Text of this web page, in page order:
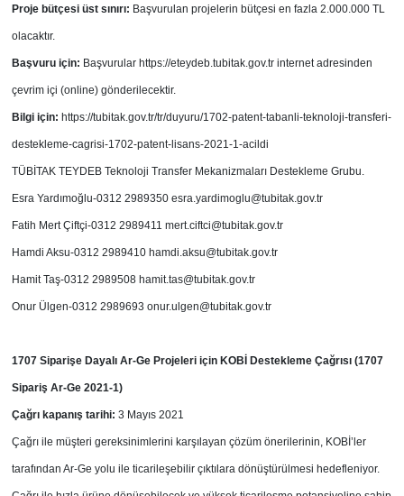
Proje bütçesi üst sınırı: Başvurulan projelerin bütçesi en fazla 2.000.000 TL
olacaktır.
Başvuru için: Başvurular https://eteydeb.tubitak.gov.tr internet adresinden
çevrim içi (online) gönderilecektir.
Bilgi için: https://tubitak.gov.tr/tr/duyuru/1702-patent-tabanli-teknoloji-transferi-
destekleme-cagrisi-1702-patent-lisans-2021-1-acildi
TÜBİTAK TEYDEB Teknoloji Transfer Mekanizmaları Destekleme Grubu.
Esra Yardımoğlu-0312 2989350 esra.yardimoglu@tubitak.gov.tr
Fatih Mert Çiftçi-0312 2989411 mert.ciftci@tubitak.gov.tr
Hamdi Aksu-0312 2989410 hamdi.aksu@tubitak.gov.tr
Hamit Taş-0312 2989508 hamit.tas@tubitak.gov.tr
Onur Ülgen-0312 2989693 onur.ulgen@tubitak.gov.tr
1707 Siparişe Dayalı Ar-Ge Projeleri için KOBİ Destekleme Çağrısı (1707
Sipariş Ar-Ge 2021-1)
Çağrı kapanış tarihi: 3 Mayıs 2021
Çağrı ile müşteri gereksinimlerini karşılayan çözüm önerilerinin, KOBİ’ler
tarafından Ar-Ge yolu ile ticarileşebilir çıktılara dönüştürülmesi hedefleniyor.